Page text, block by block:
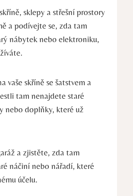
sklepy a střešní prostory
a podívejte se, zda tam
nábytek nebo elektroniku,
vaše skříně se šatstvem a
tam nenajdete staré
nebo doplňky, které už
a zjistěte, zda tam
náčiní nebo nářadí, které
účelu.